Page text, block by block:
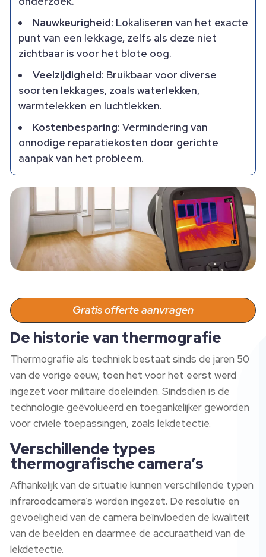
Nauwkeurigheid: Lokaliseren van het exacte
punt van een lekkage, zelfs als deze niet
zichtbaar is voor het blote oog.​
Veelzijdigheid: Bruikbaar voor diverse
soorten lekkages, zoals waterlekken,
warmtelekken en luchtlekken.​
Kostenbesparing: Vermindering van
onnodige reparatiekosten door gerichte
aanpak van het probleem.​
Gratis offerte aanvragen
De historie van thermografie
Thermografie als techniek bestaat sinds de jaren 50
van de vorige eeuw, toen het voor het eerst werd
ingezet voor militaire doeleinden.​ Sindsdien is de
technologie geëvolueerd en toegankelijker geworden
voor civiele toepassingen, zoals lekdetectie.​
Verschillende types
thermografische camera’s
Afhankelijk van de situatie kunnen verschillende typen
infraroodcamera’s worden ingezet.​ De resolutie en
gevoeligheid van de camera beïnvloeden de kwaliteit
van de beelden en daarmee de accuraatheid van de
lekdetectie.​